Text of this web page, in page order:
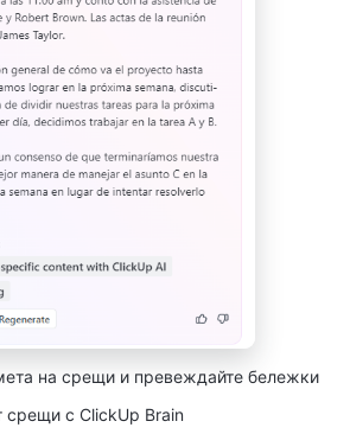
на срещи и превеждайте бележки
срещи с ClickUp Brain